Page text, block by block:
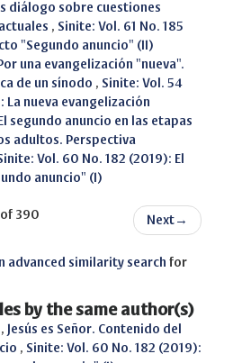
diálogo sobre cuestiones
, Sinite: Vol. 61 No. 185
"Segundo anuncio" (II)
una evangelización "nueva".
de un sínodo , Sinite: Vol. 54
La nueva evangelización
El segundo anuncio en las etapas
adultos. Perspectiva
Vol. 60 No. 182 (2019): El
anuncio" (I)
of 390 Next →
advanced similarity search for
by the same author(s)
Jesús es Señor. Contenido del
, Sinite: Vol. 60 No. 182 (2019):